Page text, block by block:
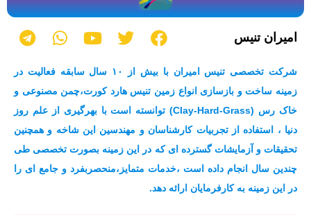
امیران تنیس
F
a
e
b
o
o
k
T
w
t
t
e
r
Y
o
u
t
u
b
e
W
h
a
s
a
p
p
T
e
e
g
r
a
m
شرکت تخصصی تنیس امیران با بیش از ۱۰ سال سابقه فعالیت در
زمینه ساخت و بازسازی انواع زمین تنیس هارد کورت،چمن مصنوعی و
خاک رس (Clay-Hard-Grass) توانسته است با بهرگیری از علم روز
دنیا ، استفاده از تجربیات کارشناسان و مهندسین این شاخه و همچنین
تحقیقات و آزمایشات گسترده ای که در این زمینه بصورت تخصصی طی
چندین سال انجام داده است ،خدمات متمایز،منحصربفرد و جامع ای را
در این زمینه به کارفرمایان ارائه دهد.